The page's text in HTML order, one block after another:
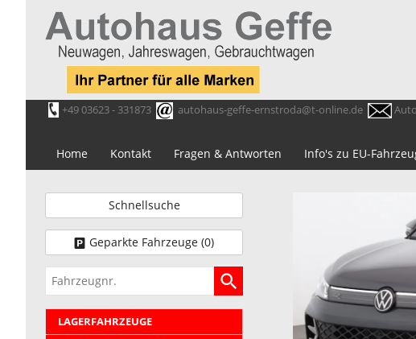
+49 03623 - 331873 autohaus-geffe-ernstroda@t-online.de
Home Kontakt Fragen & Antworten Info's zu EU-
Schnellsuche
Geparkte Fahrzeuge (0)
Fahrzeugnr.
LAGERFAHRZEUGE